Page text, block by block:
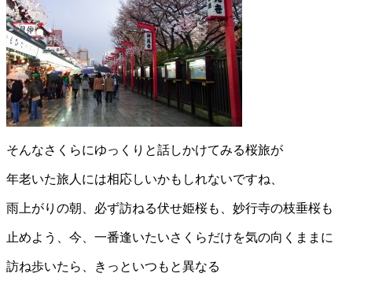
そんなさくらにゆっくりと話しかけてみる桜旅が
年老いた旅人には相応しいかもしれないですね、
雨上がりの朝、必ず訪ねる伏せ姫桜も、妙行寺の枝垂桜も
止めよう、今、一番逢いたいさくらだけを気の向くままに
訪ね歩いたら、きっといつもと異なる